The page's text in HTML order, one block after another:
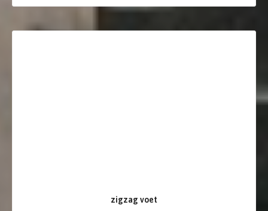
zigzag voet